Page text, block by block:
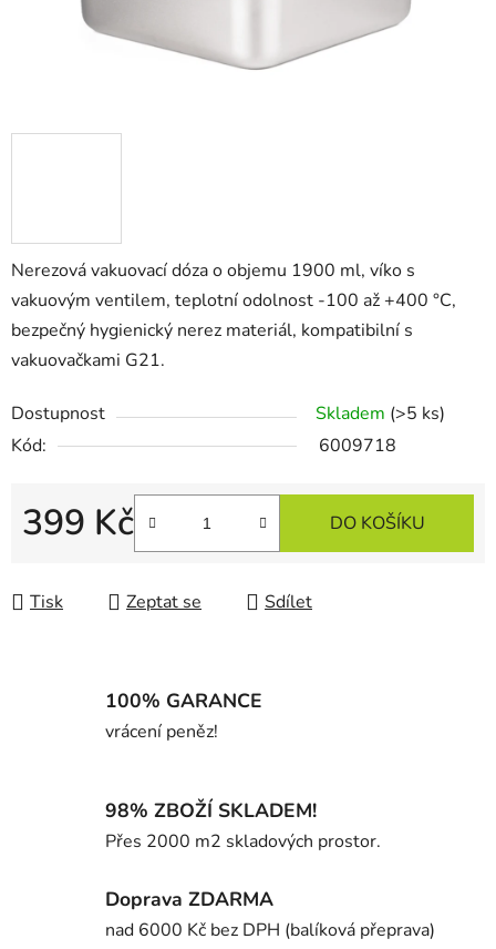
Nerezová vakuovací dóza o objemu 1900 ml, víko s
vakuovým ventilem, teplotní odolnost -100 až +400 °C,
bezpečný hygienický nerez materiál, kompatibilní s
vakuovačkami G21.
Dostupnost Skladem (>5 ks)
Kód:
6009718
399 Kč DO KOŠÍKU
Tisk Zeptat se Sdílet
100% GARANCE
vrácení peněz!
98% ZBOŽÍ SKLADEM!
Přes 2000 m2 skladových prostor.
Doprava ZDARMA
nad 6000 Kč bez DPH (balíková přeprava)